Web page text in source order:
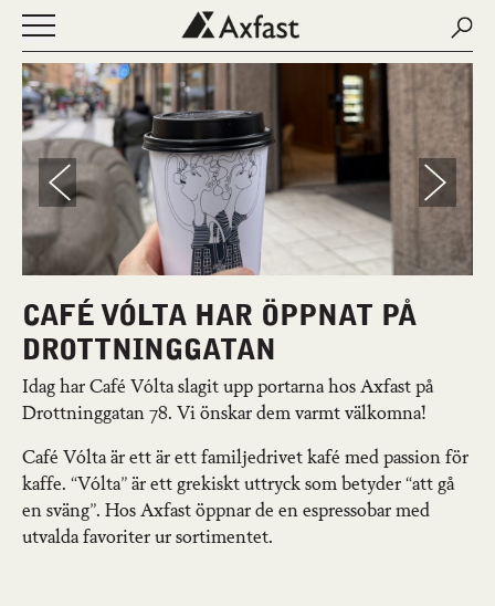
NYHETER
OM AXFAST
FASTIGHETER
LEDIGA LOKALER
KONTAKT
MINA SIDOR
ENGLISH
Öppna eller stäng navigering
CAFÉ VÓLTA HAR ÖPPNAT PÅ
DROTTNINGGATAN
Idag har Café Vólta slagit upp portarna hos Axfast på
Drottninggatan 78. Vi önskar dem varmt välkomna!
Café Vólta är ett är ett familjedrivet kafé med passion för
kaffe. “Vólta” är ett grekiskt uttryck som betyder “att gå
en sväng”. Hos Axfast öppnar de en espressobar med
utvalda favoriter ur sortimentet.